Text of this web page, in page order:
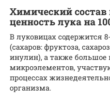
Химический
ценность лука на
В луковицах содержится
(сахаров: фруктоза,
инулин), а также большое
микроэлементов,
процессах
организма.